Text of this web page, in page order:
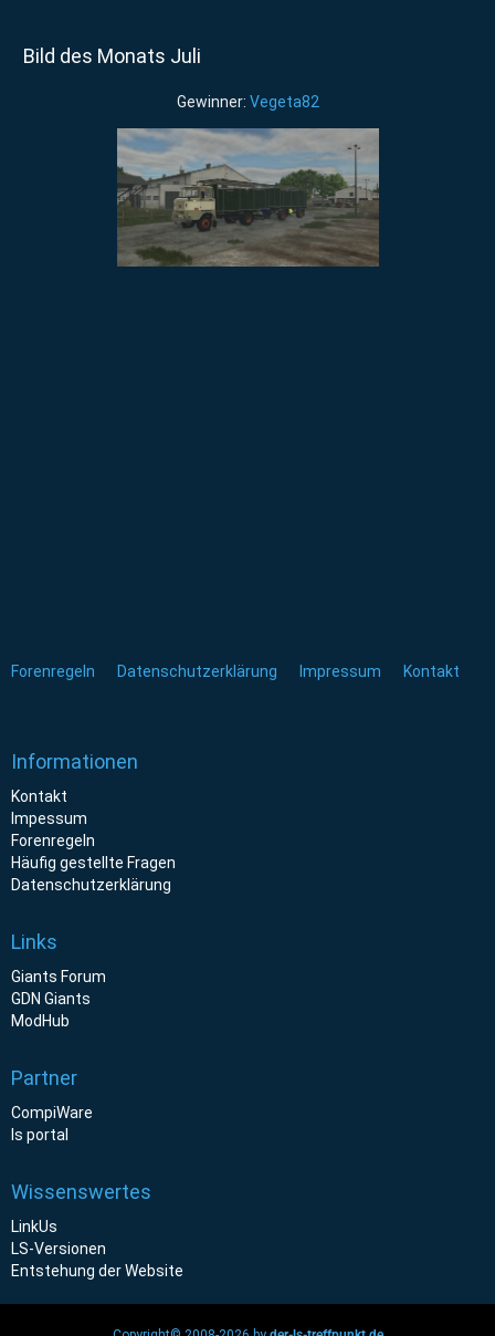
Bild des Monats Juli
Gewinner: Vegeta82
Forenregeln Datenschutzerklärung Impressum Kontakt
Informationen
Kontakt
Impessum
Forenregeln
Häufig gestellte Fragen
Datenschutzerklärung
Links
Giants Forum
GDN Giants
ModHub
Partner
CompiWare
ls portal
Wissenswertes
LinkUs
LS-Versionen
Entstehung der Website